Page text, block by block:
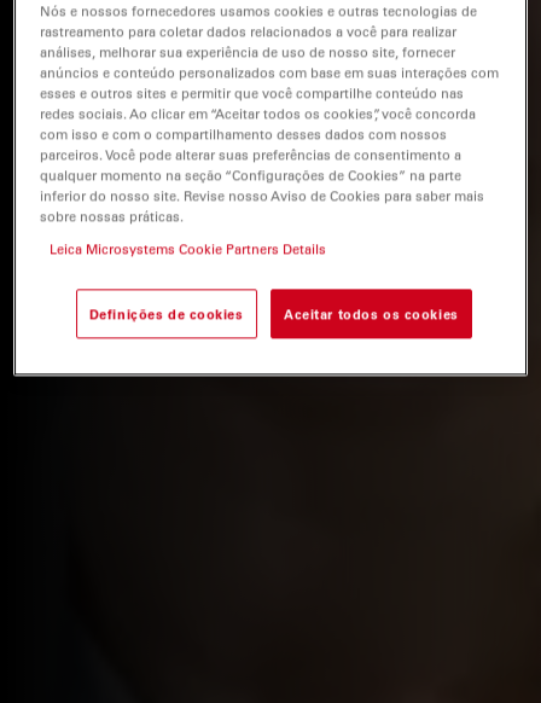
Nós e nossos fornecedores usamos cookies e outras tecnologias de
rastreamento para coletar dados relacionados a você para realizar
análises, melhorar sua experiência de uso de nosso site, fornecer
anúncios e conteúdo personalizados com base em suas interações com
esses e outros sites e permitir que você compartilhe conteúdo nas
redes sociais. Ao clicar em “Aceitar todos os cookies”, você concorda
com isso e com o compartilhamento desses dados com nossos
parceiros. Você pode alterar suas preferências de consentimento a
qualquer momento na seção “Configurações de Cookies” na parte
inferior do nosso site. Revise nosso Aviso de Cookies para saber mais
sobre nossas práticas.
Leica Microsystems Cookie Partners Details
Definições de cookies Aceitar todos os cookies